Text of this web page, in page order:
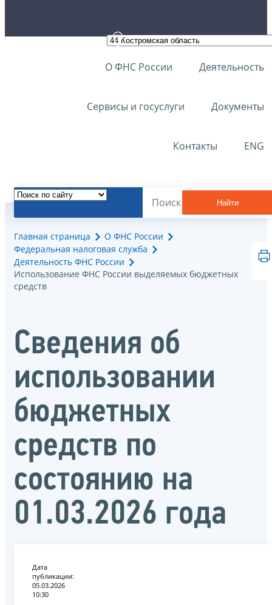
О ФНС России Деятельность
Сервисы и госуслуги Документы
Контакты ENG
Найти
Главная страница
О ФНС России
Федеральная налоговая служба
Деятельность ФНС России
Использование ФНС России выделяемых бюджетных
средств
Сведения об
использовании
бюджетных
средств по
состоянию на
01.03.2026 года
Дата
публикации:
05.03.2026
10:30